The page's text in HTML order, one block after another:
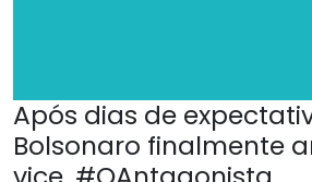
Após dias de
Bolsonaro finalmente